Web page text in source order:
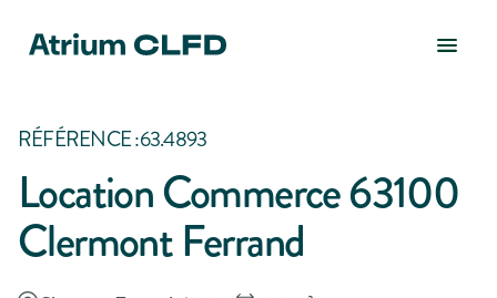
RÉFÉRENCE :63.4893
Location Commerce 63100
Clermont Ferrand